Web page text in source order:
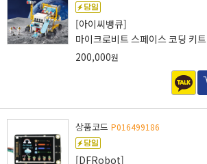
[아이씨뱅큐]
마이크로비트 스페이스 코딩 키트
200,000원
상품코드 P016499186
[DFRobot]